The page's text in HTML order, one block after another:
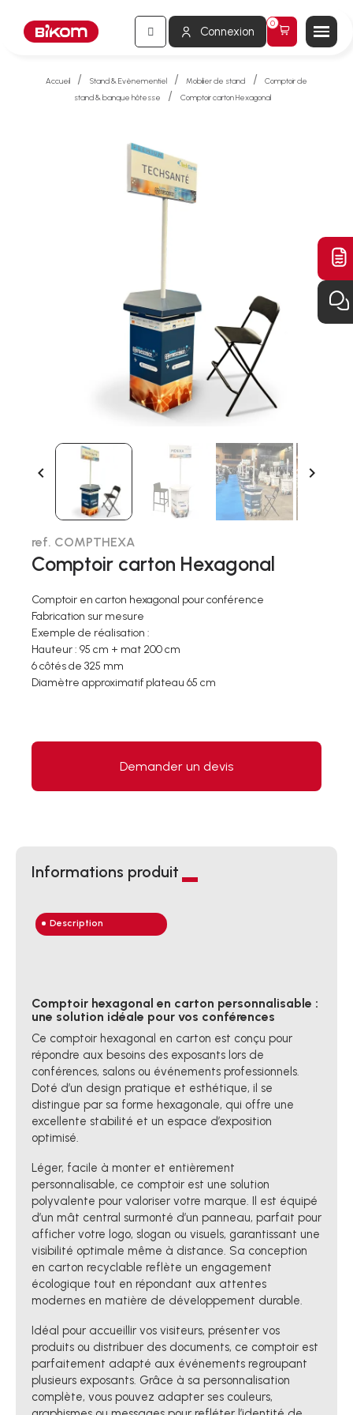
Connexion
Accueil Stand & Evènementiel Mobilier de stand
Comptoir de
stand & banque hôtesse
Comptoir carton Hexagonal
 
ref. COMPTHEXA
Comptoir carton Hexagonal
Comptoir en carton hexagonal pour conférence
Fabrication sur mesure
Exemple de réalisation :
Hauteur : 95 cm + mat 200 cm
6 côtés de 325 mm
Diamètre approximatif plateau 65 cm
Demander un devis
Informations produit
Description
Comptoir hexagonal en carton personnalisable :
une solution idéale pour vos conférences
Ce comptoir hexagonal en carton est conçu pour
répondre aux besoins des exposants lors de
conférences, salons ou événements professionnels.
Doté d’un design pratique et esthétique, il se
distingue par sa forme hexagonale, qui offre une
excellente stabilité et un espace d’exposition
optimisé.
Léger, facile à monter et entièrement
personnalisable, ce comptoir est une solution
polyvalente pour valoriser votre marque. Il est équipé
d’un mât central surmonté d’un panneau, parfait pour
afficher votre logo, slogan ou visuels, garantissant une
visibilité optimale même à distance. Sa conception
en carton recyclable reflète un engagement
écologique tout en répondant aux attentes
modernes en matière de développement durable.
Idéal pour accueillir vos visiteurs, présenter vos
produits ou distribuer des documents, ce comptoir est
parfaitement adapté aux événements regroupant
plusieurs exposants. Grâce à sa personnalisation
complète, vous pouvez adapter ses couleurs,